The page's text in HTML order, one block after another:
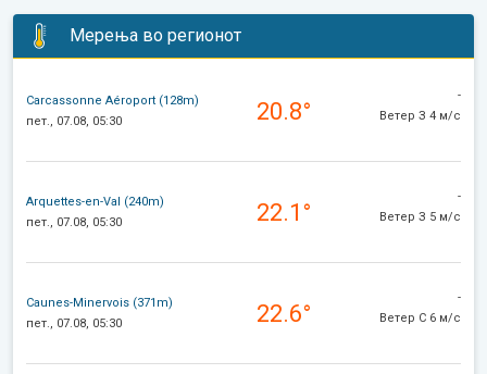
Мерења во регионот
Carcassonne Aéroport (128m)
пет., 07.08, 05:30
20.8°
-
Ветер З 4 м/с
Arquettes-en-Val (240m)
пет., 07.08, 05:30
22.1°
-
Ветер З 5 м/с
Caunes-Minervois (371m)
пет., 07.08, 05:30
22.6°
-
Ветер С 6 м/с